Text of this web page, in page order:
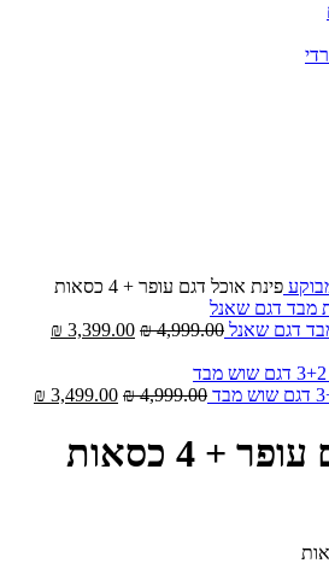
פינת אוכל דגם עופר + 4 כסאות
דגם שאנל 4,999.00
₪
3,399.00
₪
4,999.00
₪
3,499.00
₪
+ 4 כסאות